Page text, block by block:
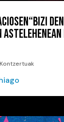
ASTELEHENEAN
Kontzertuak